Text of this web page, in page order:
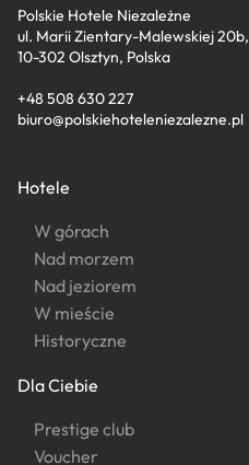
Polskie Hotele Niezależne
ul. Marii Zientary-Malewskiej 20b,
10-302 Olsztyn, Polska
+48 508 630 227
biuro@polskiehoteleniezalezne.pl
Hotele
W górach
Nad morzem
Nad jeziorem
W mieście
Historyczne
Dla Ciebie
Prestige club
Voucher